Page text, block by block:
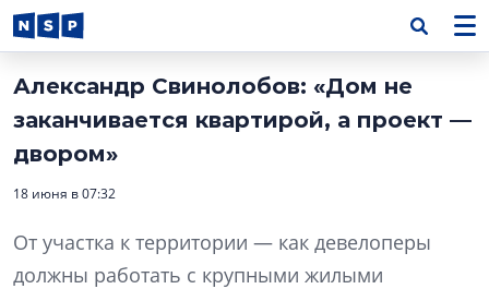
Александр Свинолобов: «Дом не
заканчивается квартирой, а проект —
двором»
18 июня в 07:32
От участка к территории — как девелоперы
должны работать с крупными жилыми